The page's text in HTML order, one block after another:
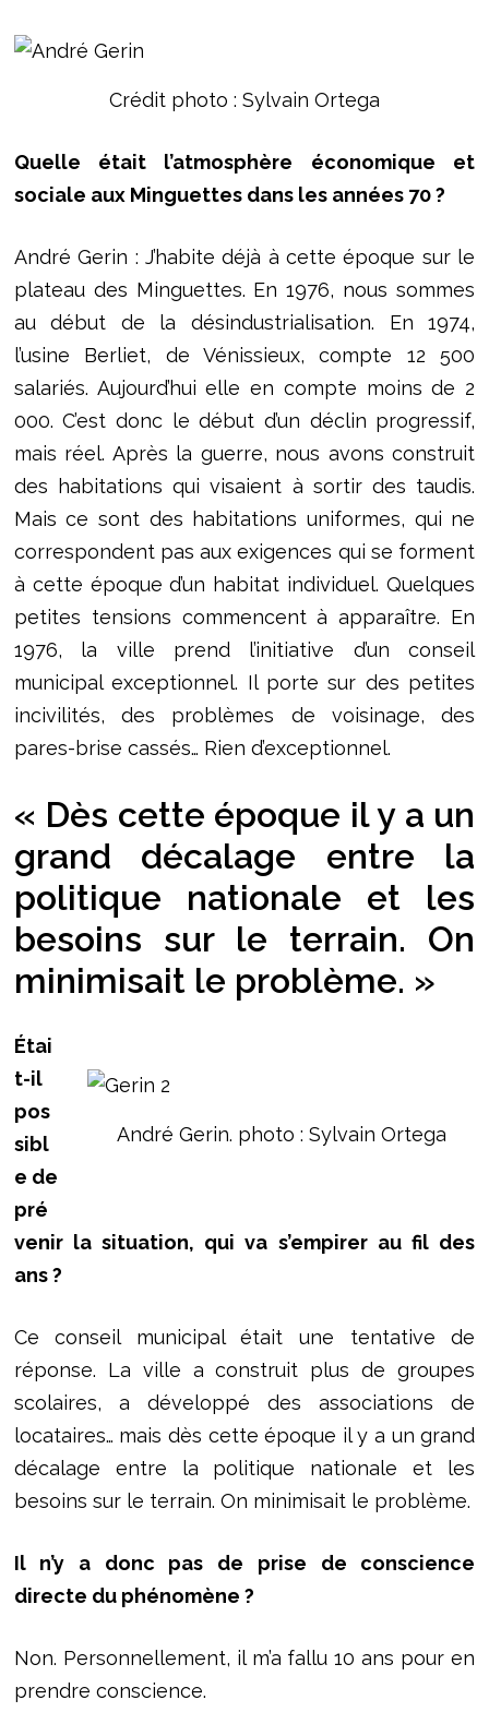
Crédit photo : Sylvain Ortega
Quelle était l’atmosphère économique et
sociale aux Minguettes dans les années 70 ?
André Gerin : J’habite déjà à cette époque sur le
plateau des Minguettes. En 1976, nous sommes
au début de la désindustrialisation. En 1974,
l’usine Berliet, de Vénissieux, compte 12 500
salariés. Aujourd’hui elle en compte moins de 2
000. C’est donc le début d’un déclin progressif,
mais réel. Après la guerre, nous avons construit
des habitations qui visaient à sortir des taudis.
Mais ce sont des habitations uniformes, qui ne
correspondent pas aux exigences qui se forment
à cette époque d’un habitat individuel. Quelques
petites tensions commencent à apparaître. En
1976, la ville prend l’initiative d’un conseil
municipal exceptionnel. Il porte sur des petites
incivilités, des problèmes de voisinage, des
pares-brise cassés… Rien d’exceptionnel.
« Dès cette époque il y a un
grand décalage entre la
politique nationale et les
besoins sur le terrain. On
minimisait le problème. »
André Gerin. photo : Sylvain Ortega
Étai
t-il
pos
sibl
e de
pré
venir la situation, qui va s’empirer au fil des
ans ?
Ce conseil municipal était une tentative de
réponse. La ville a construit plus de groupes
scolaires, a développé des associations de
locataires… mais dès cette époque il y a un grand
décalage entre la politique nationale et les
besoins sur le terrain. On minimisait le problème.
Il n’y a donc pas de prise de conscience
directe du phénomène ?
Non. Personnellement, il m’a fallu 10 ans pour en
prendre conscience.